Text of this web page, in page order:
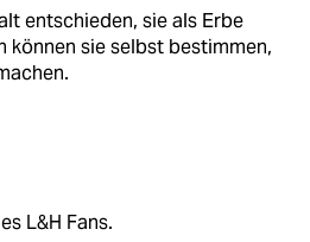
entschieden, sie als Erbe
können sie selbst bestimmen,
L&H Fans.